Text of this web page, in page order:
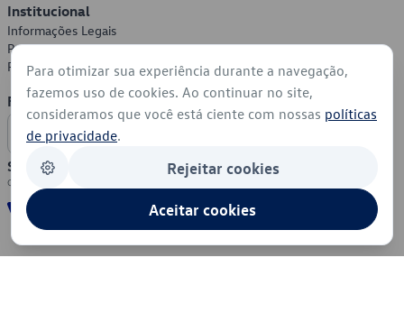
Institucional
Informações Legais
Política de Privacidade
Política de Cookies
Formas de Pagamento
Segurança
Para otimizar sua experiência durante a navegação,
fazemos uso de cookies. Ao continuar no site,
consideramos que você está ciente com nossas políticas
de privacidade.
Rejeitar cookies
Aceitar cookies